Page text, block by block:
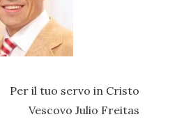
Per il tuo servo in Cristo
Vescovo Julio Freitas